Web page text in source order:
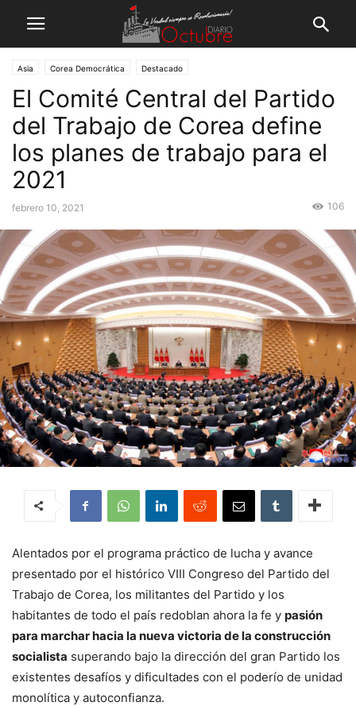
Asia Corea Democrática Destacado
El Comité Central del Partido
del Trabajo de Corea define
los planes de trabajo para el
2021
febrero 10, 2021 106
Alentados por el programa práctico de lucha y avance
presentado por el histórico VIII Congreso del Partido del
Trabajo de Corea, los militantes del Partido y los
habitantes de todo el país redoblan ahora la fe y pasión
para marchar hacia la nueva victoria de la construcción
socialista superando bajo la dirección del gran Partido los
existentes desafíos y dificultades con el poderío de unidad
monolítica y autoconfianza.